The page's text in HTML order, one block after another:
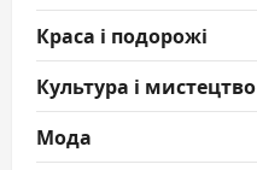
Краса і подорожі
Культура і мистецтво
Мода